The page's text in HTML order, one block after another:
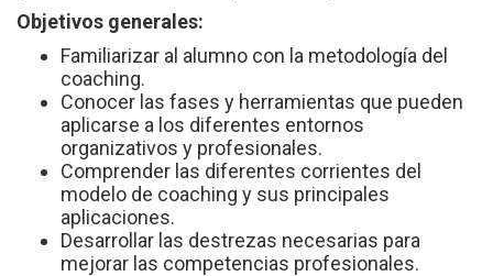
Objetivos generales:
Familiarizar al alumno con la metodología del
coaching.
Conocer las fases y herramientas que pueden
aplicarse a los diferentes entornos
organizativos y profesionales.
Comprender las diferentes corrientes del
modelo de coaching y sus principales
aplicaciones.
Desarrollar las destrezas necesarias para
mejorar las competencias profesionales.